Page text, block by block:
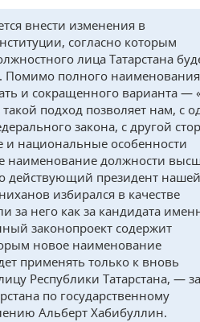
внести изменения в
согласно которым
лица Татарстана
Помимо полного наименования
и сокращенного варианта —
подход позволяет нам, с
закона, с другой
и национальные особенности
наименование должности
действующий президент нашей
избирался в качестве
за него как за кандидата
законопроект содержит
новое наименование
применять только к вновь
Республики Татарстана, —
по государственному
Альберт Хабибуллин.